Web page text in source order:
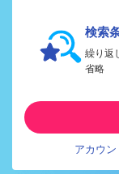
検索
繰り返
省略
アカウ